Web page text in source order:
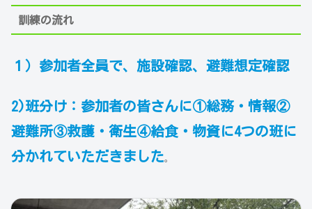
訓練の流れ
１）参加者全員で、施設確認、避難想定確認
2)班分け：参加者の皆さんに①総務・情報②
避難所③救護・衛生④給食・物資に4つの班に
分かれていただきました。